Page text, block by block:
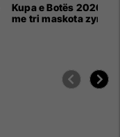
Kupa e Botës 2026
me tri maskota zyrtare